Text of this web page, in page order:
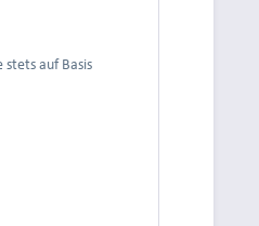
stets auf Basis